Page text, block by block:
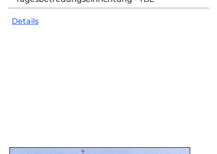
Details